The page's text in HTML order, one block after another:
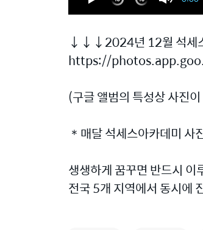
↓↓↓2024년 12월 석세
https://
(구글 앨범의 특성상 사진
＊매달 석세스아카데미 사
생생하게 꿈꾸면 반드시 이
전국 5개 지역에서 동시에